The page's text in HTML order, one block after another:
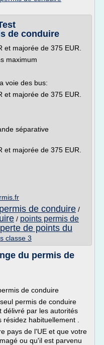
de conduire
et majorée de 375 EUR.
maximum
voie des bus:
et majorée de 375 EUR.
séparative
et majorée de 375 EUR.
de conduire /
/ points permis de
perte de points du
classe 3
du permis de
de conduire
permis de conduire
délivré par les autorités
habituellement .
pays de l'UE et que votre
ou qu'il est parvenu